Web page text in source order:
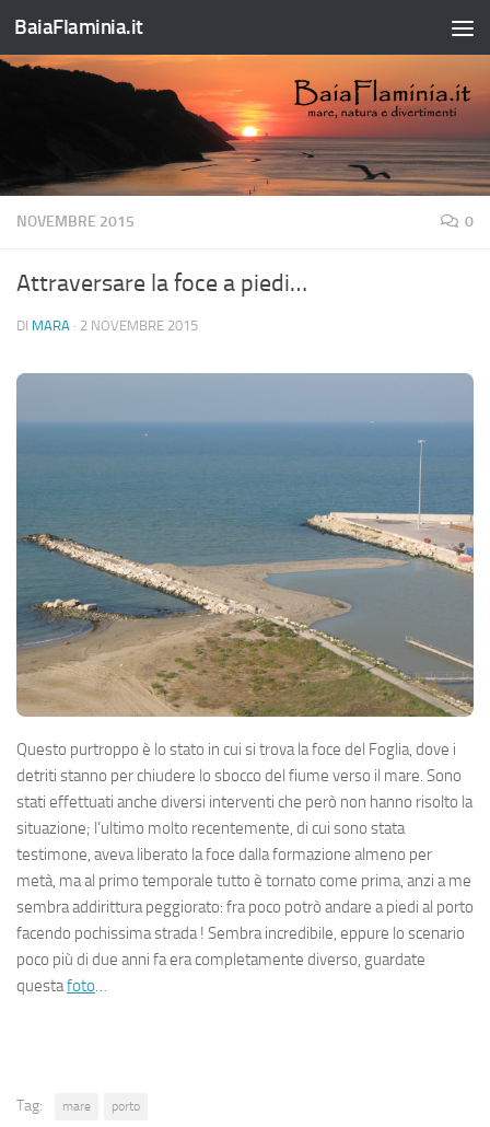
Salta al contenuto
BaiaFlaminia.it
NOVEMBRE 2015 0
Attraversare la foce a piedi…
DI MARA · 2 NOVEMBRE 2015
Questo purtroppo è lo stato in cui si trova la foce del Foglia, dove i
detriti stanno per chiudere lo sbocco del fiume verso il mare. Sono
stati effettuati anche diversi interventi che però non hanno risolto la
situazione; l’ultimo molto recentemente, di cui sono stata
testimone, aveva liberato la foce dalla formazione almeno per
metà, ma al primo temporale tutto è tornato come prima, anzi a me
sembra addirittura peggiorato: fra poco potrò andare a piedi al porto
facendo pochissima strada ! Sembra incredibile, eppure lo scenario
poco più di due anni fa era completamente diverso, guardate
questafoto…
Tag: mare porto